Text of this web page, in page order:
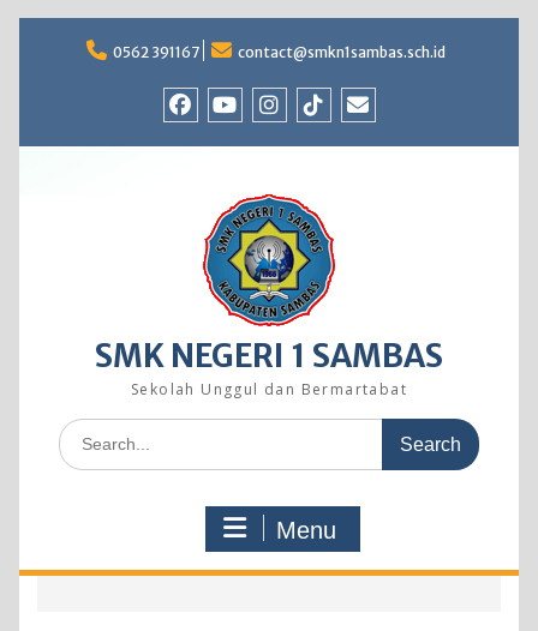
0562 391167 contact@smkn1sambas.sch.id
SMK NEGERI 1 SAMBAS
Sekolah Unggul dan Bermartabat
Search
for:
Menu